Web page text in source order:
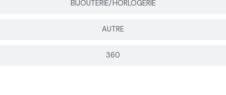
BIJOUTERIE/HORLOGERIE
AUTRE
360